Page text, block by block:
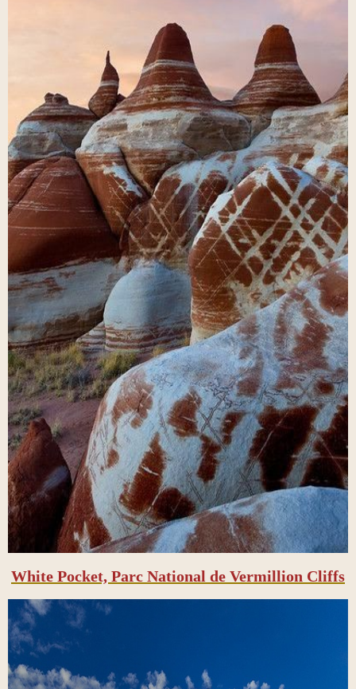
White Pocket, Parc National de Vermillion Cliffs